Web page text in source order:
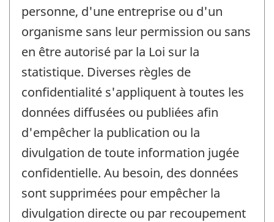
personne, d'une entreprise ou d'un
organisme sans leur permission ou sans
en être autorisé par la Loi sur la
statistique. Diverses règles de
confidentialité s'appliquent à toutes les
données diffusées ou publiées afin
d'empêcher la publication ou la
divulgation de toute information jugée
confidentielle. Au besoin, des données
sont supprimées pour empêcher la
divulgation directe ou par recoupement